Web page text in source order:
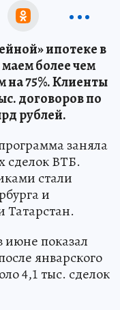
ипотеке в
более чем
на 75%. Клиенты
договоров по
рублей.
заняла
сделок ВТБ.
стали
и
Татарстан.
июне показал
январского
4,1 тыс. сделок